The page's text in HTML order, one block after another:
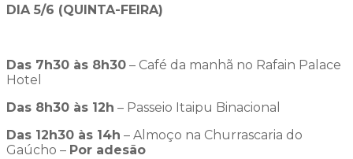
DIA 5/6 (QUINTA-FEIRA)
Das 7h30 às 8h30 – Café da manhã no Rafain Palace
Hotel
Das 8h30 às 12h – Passeio Itaipu Binacional
Das 12h30 às 14h – Almoço na Churrascaria do
Gaúcho – Por adesão